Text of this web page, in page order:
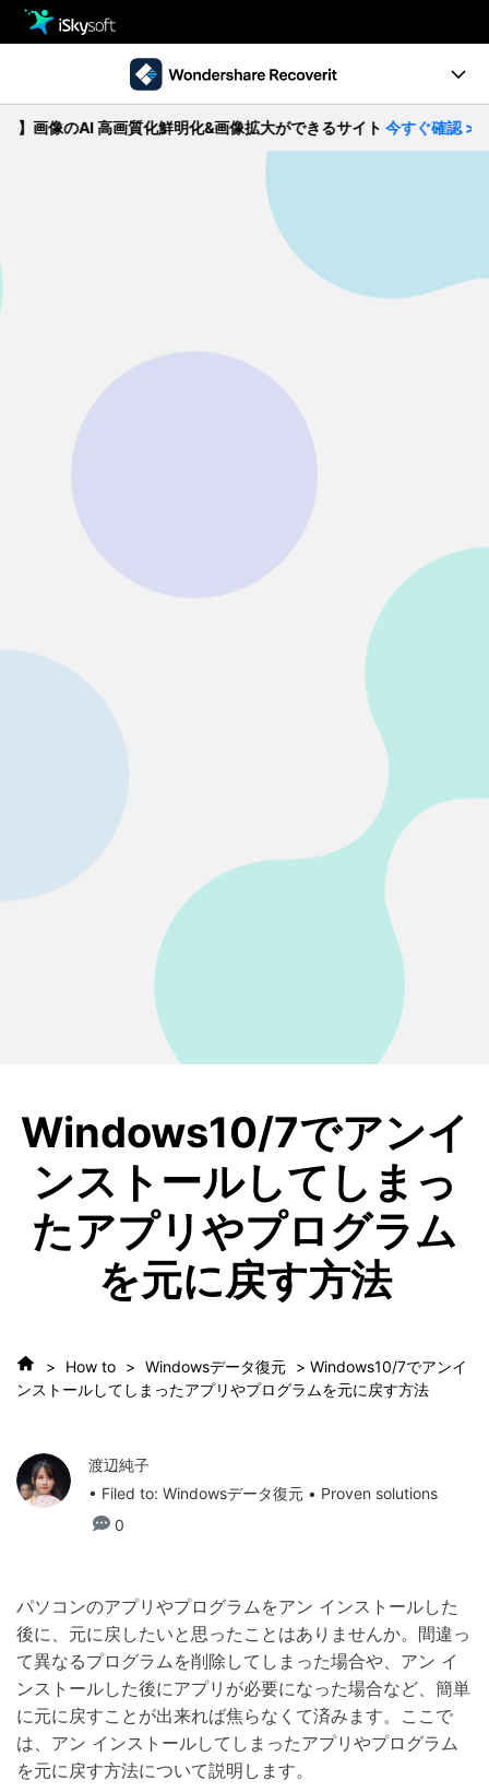
クリエイティビティ
製品活用事例
Ver10.0新機能
• Windowsデータ復元
• Macデータ復元
• クラッシュしたパソコンから復元
• ビデオ修復・復元
• データ復元ソフトレビュー
詳しくは >
無料ダウンロード
のAI 高画質化鮮明化&画像拡大ができるサイト今すぐ確認 >>
Windows10/7でアンイ
ンストールしてしまっ
たアプリやプログラム
を元に戻す方法
> How to > Windowsデータ復元 > Windows10/7でアンイ
ンストールしてしまったアプリやプログラムを元に戻す方法
渡辺純子
• Filed to: Windowsデータ復元 • Proven solutions
0
パソコンのアプリやプログラムをアン インストールした
後に、元に戻したいと思ったことはありませんか。間違っ
て異なるプログラムを削除してしまった場合や、アン イ
ンストールした後にアプリが必要になった場合など、簡単
に元に戻すことが出来れば焦らなくて済みます。ここで
は、アン インストールしてしまったアプリやプログラム
を元に戻す方法について説明します。